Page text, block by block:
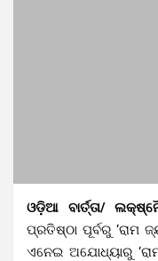
ଓଡ଼ିଆ ବାର୍ତ୍ତା/
ପ୍ରତିଷ୍ଠା ପୂର୍ବରୁ ‘ରାମ
ଏନେଇ ଅଯୋଧ୍ୟାରୁ